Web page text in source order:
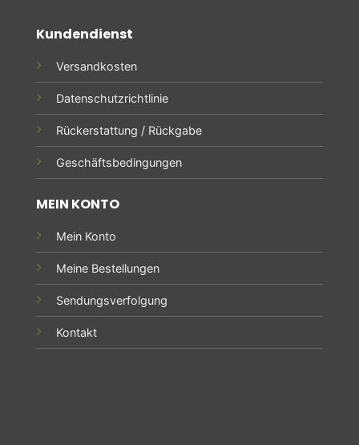
Kundendienst
Versandkosten
Datenschutzrichtlinie
Rückerstattung / Rückgabe
Geschäftsbedingungen
MEIN KONTO
Mein Konto
Meine Bestellungen
Sendungsverfolgung
Kontakt